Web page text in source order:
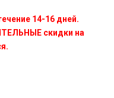
14-16 дней.
скидки на